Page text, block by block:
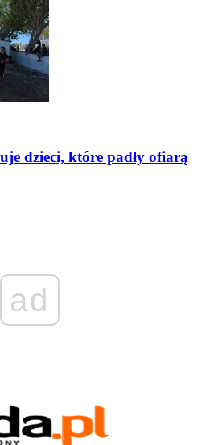
dzieci, które padły ofiarą
ad